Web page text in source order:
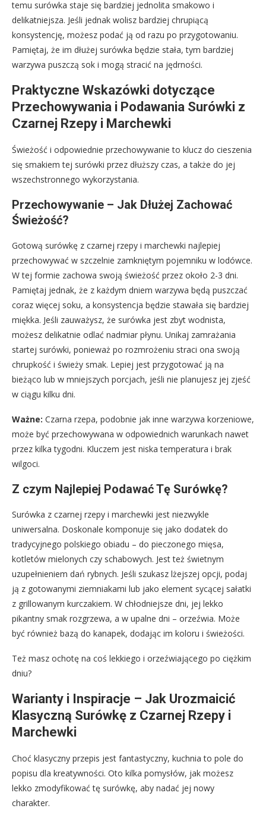
temu surówka staje się bardziej jednolita smakowo i
delikatniejsza. Jeśli jednak wolisz bardziej chrupiącą
konsystencję, możesz podać ją od razu po przygotowaniu.
Pamiętaj, że im dłużej surówka będzie stała, tym bardziej
warzywa puszczą sok i mogą stracić na jędrności.
Praktyczne Wskazówki dotyczące
Przechowywania i Podawania Surówki z
Czarnej Rzepy i Marchewki
Świeżość i odpowiednie przechowywanie to klucz do cieszenia
się smakiem tej surówki przez dłuższy czas, a także do jej
wszechstronnego wykorzystania.
Przechowywanie – Jak Dłużej Zachować
Świeżość?
Gotową surówkę z czarnej rzepy i marchewki najlepiej
przechowywać w szczelnie zamkniętym pojemniku w lodówce.
W tej formie zachowa swoją świeżość przez około 2-3 dni.
Pamiętaj jednak, że z każdym dniem warzywa będą puszczać
coraz więcej soku, a konsystencja będzie stawała się bardziej
miękka. Jeśli zauważysz, że surówka jest zbyt wodnista,
możesz delikatnie odlać nadmiar płynu. Unikaj zamrażania
startej surówki, ponieważ po rozmrożeniu straci ona swoją
chrupkość i świeży smak. Lepiej jest przygotować ją na
bieżąco lub w mniejszych porcjach, jeśli nie planujesz jej zjeść
w ciągu kilku dni.
Ważne: Czarna rzepa, podobnie jak inne warzywa korzeniowe,
może być przechowywana w odpowiednich warunkach nawet
przez kilka tygodni. Kluczem jest niska temperatura i brak
wilgoci.
Z czym Najlepiej Podawać Tę Surówkę?
Surówka z czarnej rzepy i marchewki jest niezwykle
uniwersalna. Doskonale komponuje się jako dodatek do
tradycyjnego polskiego obiadu – do pieczonego mięsa,
kotletów mielonych czy schabowych. Jest też świetnym
uzupełnieniem dań rybnych. Jeśli szukasz lżejszej opcji, podaj
ją z gotowanymi ziemniakami lub jako element sycącej sałatki
z grillowanym kurczakiem. W chłodniejsze dni, jej lekko
pikantny smak rozgrzewa, a w upalne dni – orzeźwia. Może
być również bazą do kanapek, dodając im koloru i świeżości.
Też masz ochotę na coś lekkiego i orzeźwiającego po ciężkim
dniu?
Warianty i Inspiracje – Jak Urozmaicić
Klasyczną Surówkę z Czarnej Rzepy i
Marchewki
Choć klasyczny przepis jest fantastyczny, kuchnia to pole do
popisu dla kreatywności. Oto kilka pomysłów, jak możesz
lekko zmodyfikować tę surówkę, aby nadać jej nowy
charakter.